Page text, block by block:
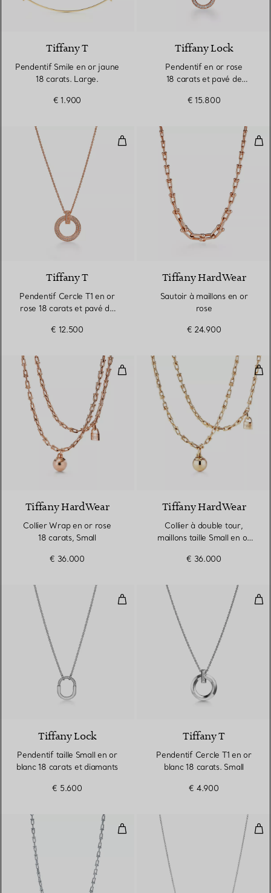
Tiffany T
Pendentif Smile en or jaune
18 carats. Large.
€ 1.900
Tiffany Lock
Pendentif en or rose
18 carats et pavé de
€ 15.800
Pendentif Cercle T1 en or rose
3 Matériaux
Tiffany T
Pendentif Cercle T1 en or
rose 18 carats et pavé de
€ 12.500
Tiffany HardWear
Sautoir à maillons en or
rose
€ 24.900
Collier Wrap en or rose 18
2 Matériaux
Tiffany HardWear
Collier Wrap en or rose
18 carats, Small
€ 36.000
Tiffany HardWear
Collier à double tour,
maillons taille Small en or
€ 36.000
Pendentif taille Small en or
3 Matériaux
Tiffany Lock
Pendentif taille Small en or
blanc 18 carats et diamants
€ 5.600
Tiffany T
Pendentif Cercle T1 en or
blanc 18 carats. Small
€ 4.900
Collier à maillons taille Small en